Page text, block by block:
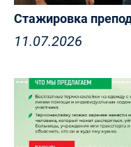
Стажировка
11.07.2026